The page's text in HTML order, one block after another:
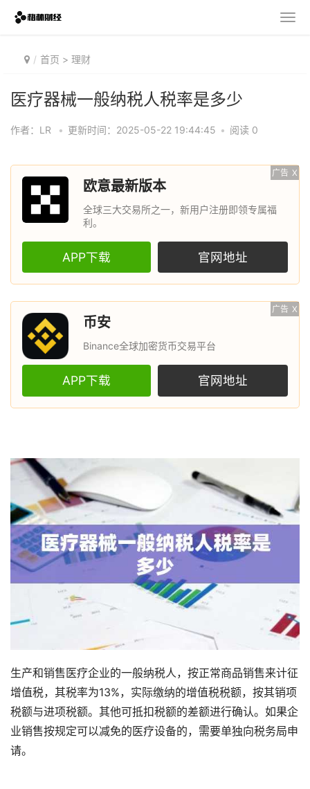
首页 > 理财
医疗器械一般纳税人税率是多少
作者：LR • 更新时间：2025-05-22 19:44:45 • 阅读 0
广告 X
欧意最新版本
全球三大交易所之一，新用户注册即领专属福
利。
APP下载 官网地址
广告 X
币安
Binance全球加密货币交易平台
APP下载 官网地址
生产和销售医疗企业的一般纳税人，按正常商品销售来计征
增值税，其税率为13%，实际缴纳的增值税税额，按其销项
税额与进项税额。其他可抵扣税额的差额进行确认。如果企
业销售按规定可以减免的医疗设备的，需要单独向税务局申
请。